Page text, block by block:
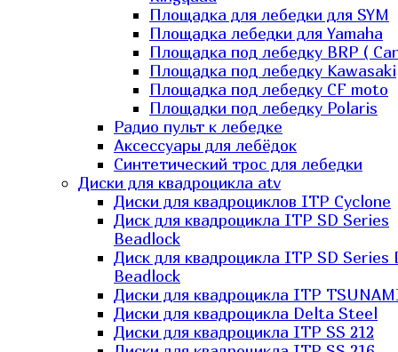
Площадка для лебедки для SYM
Площадка лебедки для Yamaha
Площадка под лебедку BRP (
Площадка под лебедку Kawasaki
Площадка под лебедку СF moto
Площадки под лебедку Polaris
Радио пульт к лебедке
Аксессуары для лебёдок
Синтетический трос для лебедки
Диски для квадроцикла atv
Диски для квадроциклов ITP Cyclone
Диск для квадроцикла ITP SD Series
Beadlock
Диск для квадроцикла ITP SD Series
Beadlock
Диски для квадроцикла ITP
Диски для квадроцикла Delta Steel
Диски для квадроцикла ITP SS 212